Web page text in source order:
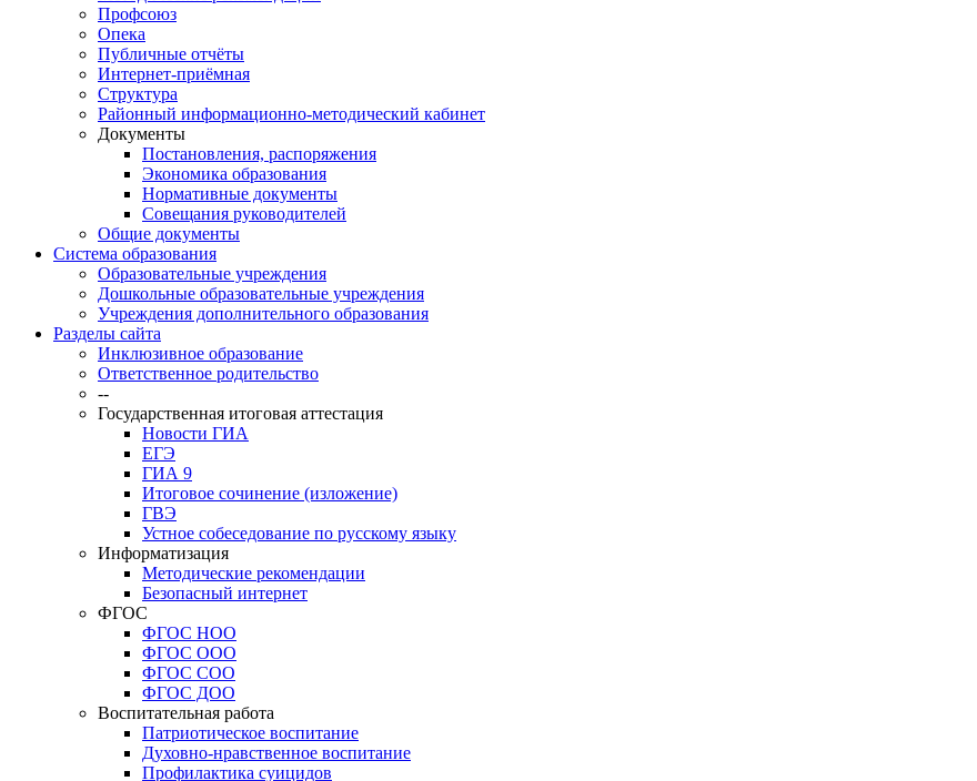
Профсоюз
Опека
Публичные отчёты
Интернет-приёмная
Структура
Районный информационно-методический кабинет
Документы
Постановления, распоряжения
Экономика образования
Нормативные документы
Совещания руководителей
Общие документы
Система образования
Образовательные учреждения
Дошкольные образовательные учреждения
Учреждения дополнительного образования
Разделы сайта
Инклюзивное образование
Ответственное родительство
--
Государственная итоговая аттестация
Новости ГИА
ЕГЭ
ГИА 9
Итоговое сочинение (изложение)
ГВЭ
Устное собеседование по русскому языку
Информатизация
Методические рекомендации
Безопасный интернет
ФГОС
ФГОС НОО
ФГОС ООО
ФГОС СОО
ФГОС ДОО
Воспитательная работа
Патриотическое воспитание
Духовно-нравственное воспитание
Профилактика суицидов